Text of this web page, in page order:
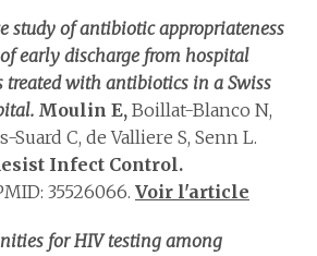
study of antibiotic appropriateness
early discharge from hospital
treated with antibiotics in a Swiss
Moulin E, Boillat-Blanco N,
Suard C, de Valliere S, Senn L.
Infect Control.
35526066. Voir l'article
for HIV testing among